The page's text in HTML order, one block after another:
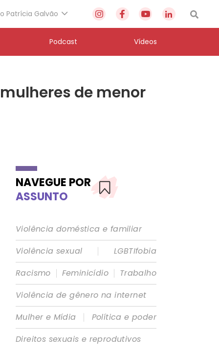
Patrícia Galvão
Podcast Vídeos
de menor
NAVEGUE POR
ASSUNTO
Violência doméstica e familiar
Violência sexual
|
LGBTIfobia
Racismo | Feminicídio | Trabalho
Violência de gênero na internet
Mulher e Mídia
|
Política e poder
Direitos sexuais e reprodutivos